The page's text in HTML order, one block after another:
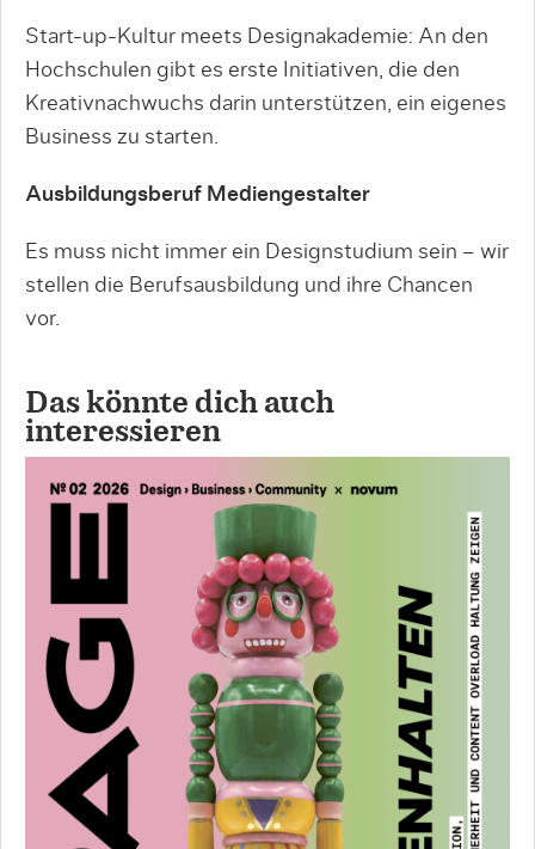
Start-up-Kultur meets Designakademie: An den
Hochschulen gibt es erste Initiativen, die den
Kreativnachwuchs darin unterstützen, ein eigenes
Business zu starten.
Ausbildungsberuf Mediengestalter
Es muss nicht immer ein Designstudium sein – wir
stellen die Berufsausbildung und ihre Chancen
vor.
Das könnte dich auch
interessieren